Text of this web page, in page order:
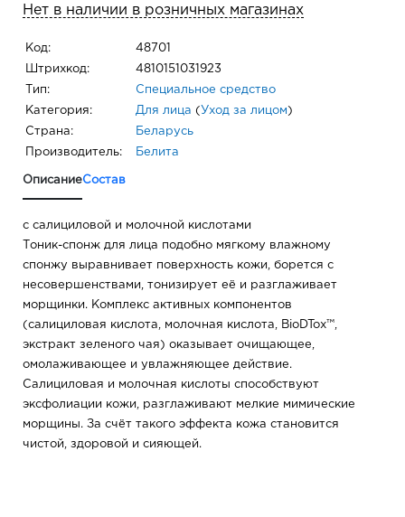
Нет в наличии в розничных магазинах
Код: 48701
Штрихкод: 4810151031923
Тип: Специальное средство
Категория: Для лица ( Уход за лицом )
Страна: Беларусь
Производитель: Белита
ОписаниеСостав
с салициловой и молочной кислотами
Тоник-спонж для лица подобно мягкому влажному
спонжу выравнивает поверхность кожи, борется с
несовершенствами, тонизирует её и разглаживает
морщинки. Комплекс активных компонентов
(салициловая кислота, молочная кислота, BioDTox™,
экстракт зеленого чая) оказывает очищающее,
омолаживающее и увлажняющее действие.
Салициловая и молочная кислоты способствуют
эксфолиации кожи, разглаживают мелкие мимические
морщины. За счёт такого эффекта кожа становится
чистой, здоровой и сияющей.